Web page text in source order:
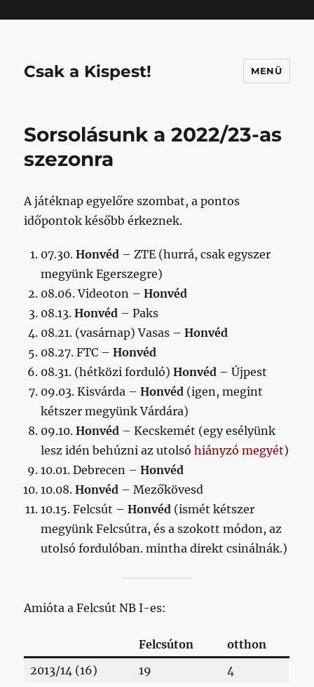
Csak a Kispest! MENÜ
Sorsolásunk a 2022/23-as
szezonra
A játéknap egyelőre szombat, a pontos
időpontok később érkeznek.
07.30.Honvéd – ZTE (hurrá, csak egyszer
megyünk Egerszegre)
08.06. Videoton –Honvéd
08.13.Honvéd – Paks
08.21. (vasárnap) Vasas –Honvéd
08.27. FTC –Honvéd
08.31. (hétközi forduló)Honvéd – Újpest
09.03. Kisvárda –Honvéd (igen, megint
kétszer megyünk Várdára)
09.10.Honvéd – Kecskemét (egy esélyünk
lesz idén behúzni az utolsóhiányzó megyét)
10.01. Debrecen –Honvéd
10.08.Honvéd – Mezőkövesd
10.15. Felcsút –Honvéd (ismét kétszer
megyünk Felcsútra, és a szokott módon, az
utolsó fordulóban. mintha direkt csinálnák.)
Amióta a Felcsút NB I-es:
Felcsúton
otthon
2013/14 (16)
19
4